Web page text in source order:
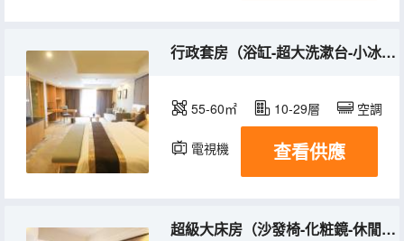
行政套房（浴缸-超大洗漱台-小冰箱）
55-60㎡ 10-29層 空調
電視機 冰箱
查看供應
超級大床房（沙發椅-化粧鏡-休閒桌）